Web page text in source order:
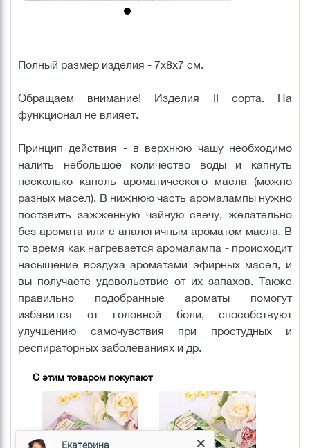
Полный размер изделия - 7х8х7 см.
Обращаем внимание! Изделия II сорта. На
функционал не влияет.
Принцип действия - в верхнюю чашу необходимо
налить небольшое количество воды и капнуть
несколько капель ароматического масла (можно
разных масел). В нижнюю часть аромалампы нужно
поставить зажженную чайную свечу, желательно
без аромата или с аналогичным ароматом масла. В
то время как нагревается аромалампа - происходит
насыщение воздуха ароматами эфирных масел, и
вы получаете удовольствие от их запахов. Также
правильно подобранные ароматы помогут
избавится от головной боли, способствуют
улучшению самочувствия при простудных и
респираторных заболеваниях и др.
С этим товаром покупают
Екатерина